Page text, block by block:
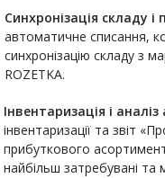
Синхронізація складу і
автоматичне списання,
синхронізацію складу з
ROZETKA.
Інвентаризація і
інвентаризації та звіт
прибуткового
найбільш затребувані та